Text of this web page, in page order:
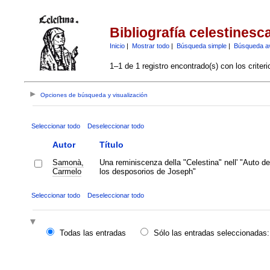
Bibliografía
Inicio| Mostrar todo| Búsqueda simple| Búsqueda
1–1 de 1 registro encontrado(s) con los
Opciones de búsqueda y visualización
Seleccionar todo Deseleccionar todo
Autor Título
Samonà,
Carmelo
Una reminiscenza della "Celestina" nell' "Auto de
los desposorios de Joseph"
Seleccionar todo Deseleccionar todo
Todas las entradas
Sólo las entradas seleccionadas: